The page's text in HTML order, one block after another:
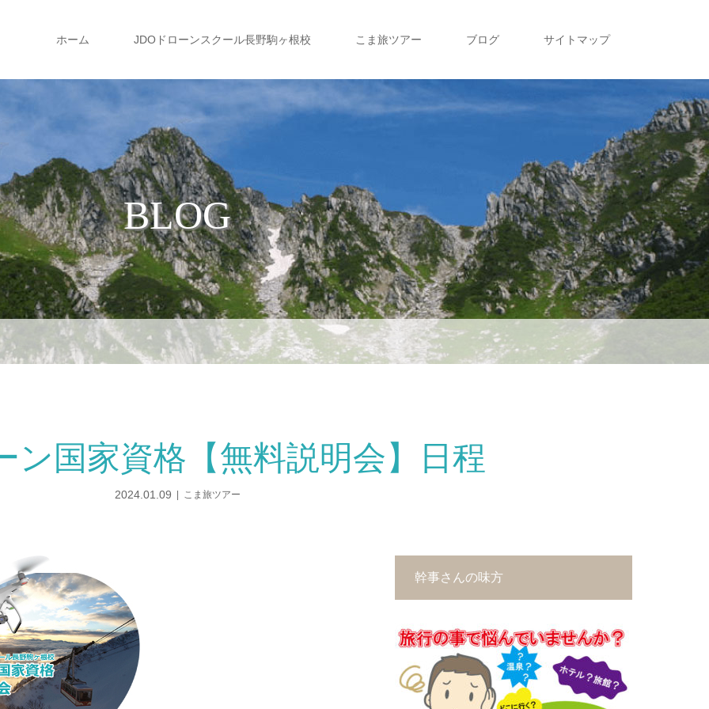
ホーム JDOドローンスクール長野駒ヶ根校 こま旅ツアー ブログ サイトマップ
BLOG
ン国家資格【無料説明会】日程
2024.01.09 こま旅ツアー
幹事さんの味方